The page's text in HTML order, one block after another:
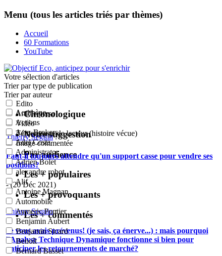
Menu (tous les articles triés par thèmes)
Accueil
60 Formations
YouTube
Votre sélection d'articles
Trier par type de publication
Edito
Article perso
Vidéo
Témoignage de lecteur (histoire vécue)
Image commentée
Trier par auteur
Acrithène
Actions
Actu-Brokers
Adel Costa
Administrator
Adrien Bolet
alexandre robot
Alif
Antoine Magnan
Automobile
Aymeric Pontier
Benjamin Aubert
Benjamin Sicard
Benoît
Bernard Basset
Chronologique
Notre suggestion
Par audience
Les + populaires
Les + provoquants
Les + commentés
Thierry Seguin:
Faut-il toujours attendre qu'un support casse pour vendre ses
positions?
- (20 Déc 2021)
Thierry Seguin:
Je vous avais prévenus! (je sais, ça énerve...) : mais pourquoi
l'Analyse Technique Dynamique fonctionne si bien pour
anticiper les retournements de marché?